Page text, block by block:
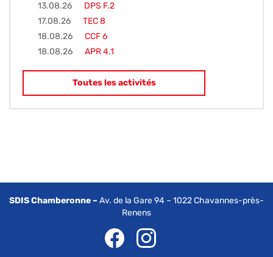
13.08.26
DPS F.2
17.08.26
TEC 8
18.08.26
CCF 6
18.08.26
APR 4.1
Toutes les activités
SDIS Chamberonne –Av. de la Gare 94 – 1022 Chavannes-près-
Renens